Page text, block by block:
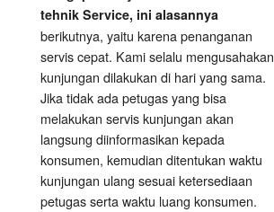
tehnik Service, ini alasannya
berikutnya, yaitu karena penanganan
servis cepat. Kami selalu mengusahakan
kunjungan dilakukan di hari yang sama.
Jika tidak ada petugas yang bisa
melakukan servis kunjungan akan
langsung diinformasikan kepada
konsumen, kemudian ditentukan waktu
kunjungan ulang sesuai ketersediaan
petugas serta waktu luang konsumen.